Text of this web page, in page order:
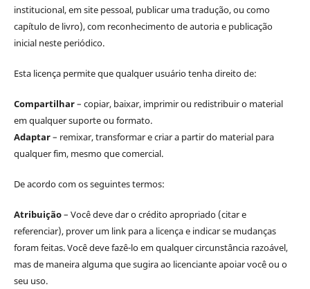
institucional, em site pessoal, publicar uma tradução, ou como
capítulo de livro), com reconhecimento de autoria e publicação
inicial neste periódico.
Esta licença permite que qualquer usuário tenha direito de:
Compartilhar– copiar, baixar, imprimir ou redistribuir o material
em qualquer suporte ou formato.
Adaptar– remixar, transformar e criar a partir do material para
qualquer fim, mesmo que comercial.
De acordo com os seguintes termos:
Atribuição– Você deve dar o crédito apropriado (citar e
referenciar), prover um link para a licença e indicar se mudanças
foram feitas. Você deve fazê-lo em qualquer circunstância razoável,
mas de maneira alguma que sugira ao licenciante apoiar você ou o
seu uso.